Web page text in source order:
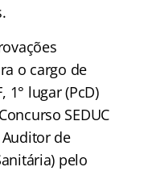
o cargo de
1° lugar (PcD)
SEDUC
Auditor de
pelo